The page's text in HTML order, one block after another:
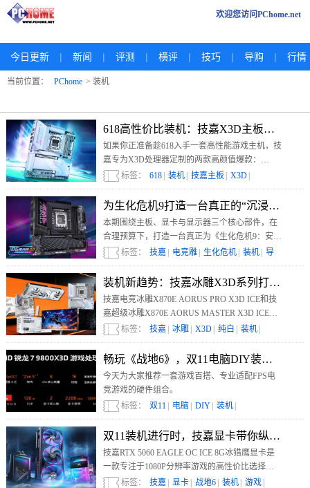
欢迎您访问PChome.net
今日更新 | 新闻 | 评测 | 横评 | 技巧 | 导购 | 行情
当前位置： PChome > 装机
618高性价比装机：技嘉X3D主板助力新
如果你正准备趁618入手一套高性能游戏主机，技
嘉专为X3D处理器定制的两款高颜值爆款：
X870E AORUS PRO X3D电竞雕（黑）与X870E
AORUS PRO X3D电竞冰雕（白）无疑是绝佳选
择。
标签： 618 装机 技嘉主板 X3D
为生化危机9打造一台真正的“沉浸式恐怖”
本期围绕主板、显卡与显示器三个核心部件，在
合理预算下，打造一台真正为《生化危机9：安魂
曲》准备的游戏主机。核心产品组合包括——技
嘉B860M电竞雕主板、技嘉RTX 5060冰猎鹰显卡
以及技嘉MO27Q28GR电竞显示器。
标签： 技嘉 电竞雕 生化危机 装机
导
购|
装机新趋势：技嘉冰雕X3D系列打造纯白
技嘉电竞冰雕X870E AORUS PRO X3D ICE和技
嘉超级冰雕X870E AORUS MASTER X3D ICE主
板，再搭配雪鹰5080 AERO OC显卡与
MO27Q28G、M27Q2 QD ICE两款显示器，一整
套高性能“冰雪白”生态呼之欲出。它不仅性能强
下玩家对性能、美学与体验的全面追求。
标签： 技嘉 冰雕 X3D 纯白 装机
畅玩《战地6》，双11电脑DIY装机配置推
今天为大家推荐一套游戏百搭、专业适配FPS电
竞游戏的硬件组合。
标签：
双11 电脑 DIY 装机
双11装机进行时，技嘉显卡带你纵横《战
技嘉RTX 5060 EAGLE OC ICE 8G冰猎鹰显卡是
一款专注于1080P分辨率游戏的高性价比选择。
它纯白的外观加上双风扇迷你小巧的设计能够很
标签： 技嘉 显卡 战地6 装机 游戏